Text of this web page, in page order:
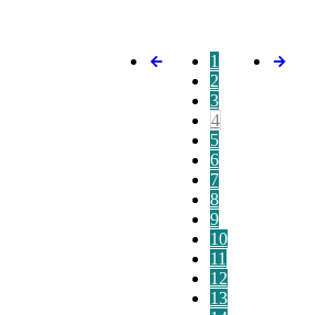
1
2
3
4
5
6
7
8
9
10
11
12
13